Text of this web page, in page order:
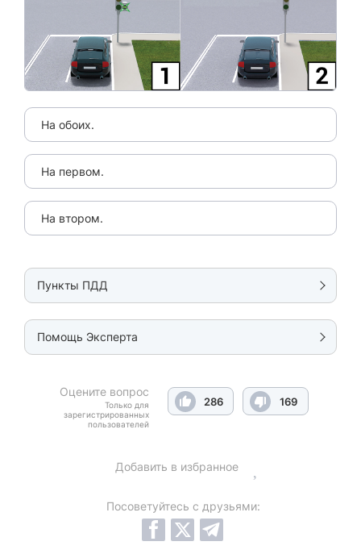
На обоих.
На первом.
На втором.
Пункты ПДД
Помощь Эксперта
Оцените вопрос
Только для
зарегистрированных
пользователей
286 169
Добавить в избранное
Посоветуйтесь с друзьями: